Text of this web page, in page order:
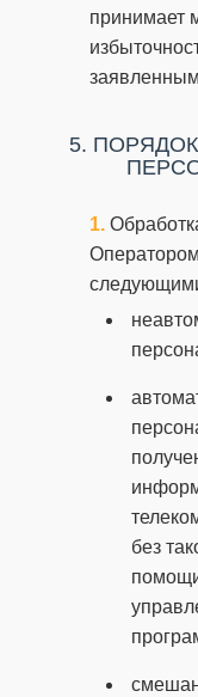
принимает
5.
без